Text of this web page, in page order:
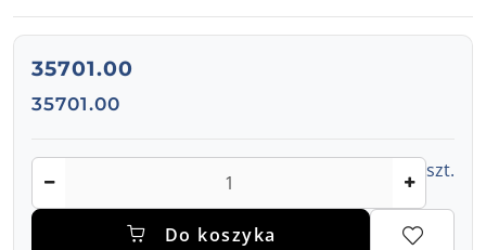
cena:
35701.00
Cena:
35701.00
Ilość szt.
Do koszyka